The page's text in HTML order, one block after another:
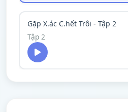
Gặp X.ác C.hết Trôi - Tập 2
Tập 2